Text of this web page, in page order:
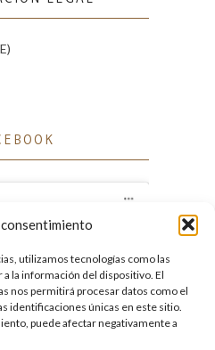
utilizamos tecnologías como las
la información del dispositivo. El
nos permitirá procesar datos como el
identificaciones únicas en este sitio.
puede afectar negativamente a
cookies de marketing
contenido